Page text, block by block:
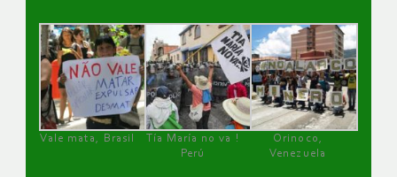
Vale mata, Brasil
Tía María no va !
Perú
Orinoco,
Venezuela